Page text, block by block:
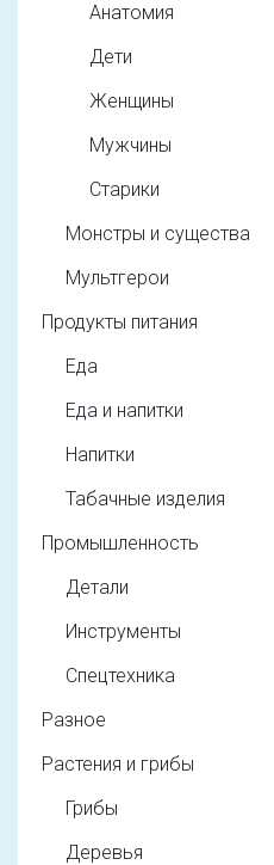
Анатомия
Дети
Женщины
Мужчины
Старики
Монстры и существа
Мультгерои
Продукты питания
Еда
Еда и напитки
Напитки
Табачные изделия
Промышленность
Детали
Инструменты
Спецтехника
Разное
Растения и грибы
Грибы
Деревья